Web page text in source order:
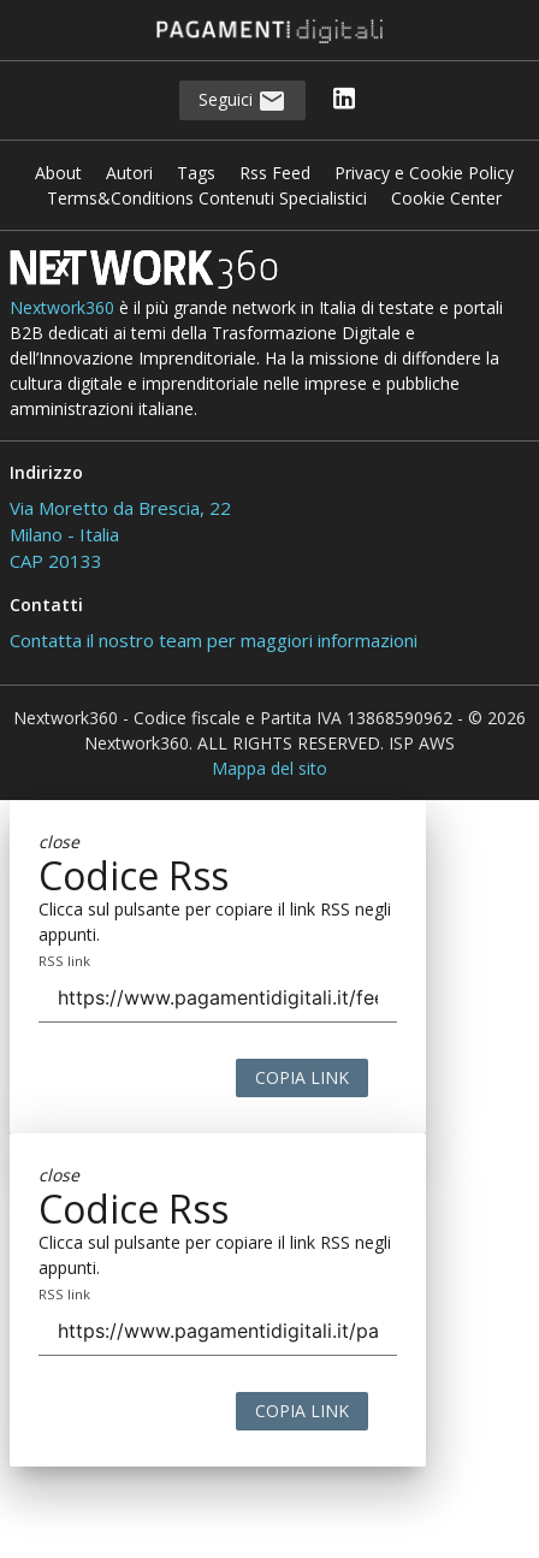
Seguici
About Autori Tags Rss Feed
Privacy e Cookie Policy
Terms&Conditions Contenuti Specialistici
Cookie Center
Nextwork360 è il più grande network in Italia di testate e portali
B2B dedicati ai temi della Trasformazione Digitale e
dell’Innovazione Imprenditoriale. Ha la missione di diffondere la
cultura digitale e imprenditoriale nelle imprese e pubbliche
amministrazioni italiane.
Indirizzo
Via Moretto da Brescia, 22
Milano - Italia
CAP 20133
Contatti
Contatta il nostro team per maggiori informazioni
Nextwork360 - Codice fiscale e Partita IVA 13868590962 - © 2026
Nextwork360. ALL RIGHTS RESERVED. ISP AWS
Mappa del sito
close
Codice Rss
Clicca sul pulsante per copiare il link RSS negli
appunti.
RSS link
COPIA LINK
close
Codice Rss
Clicca sul pulsante per copiare il link RSS negli
appunti.
RSS link
COPIA LINK